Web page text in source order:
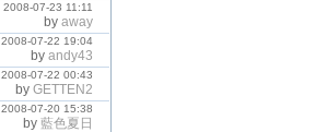
2008-07-23 11:11
by away
2008-07-22 19:04
by andy43
2008-07-22 00:43
by GETTEN2
2008-07-20 15:38
by 藍色夏日